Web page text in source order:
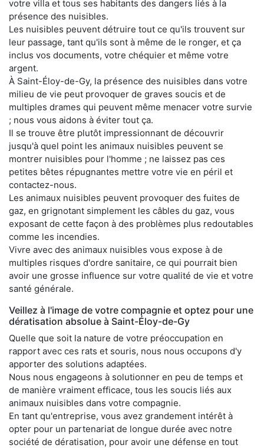
votre villa et tous ses habitants des dangers liés à la
présence des nuisibles.
Les nuisibles peuvent détruire tout ce qu'ils trouvent sur
leur passage, tant qu'ils sont à même de le ronger, et ça
inclus vos documents, votre chéquier et même votre
argent.
À Saint-Éloy-de-Gy, la présence des nuisibles dans votre
milieu de vie peut provoquer de graves soucis et de
multiples drames qui peuvent même menacer votre survie
; nous vous aidons à éviter tout ça.
Il se trouve être plutôt impressionnant de découvrir
jusqu'à quel point les animaux nuisibles peuvent se
montrer nuisibles pour l'homme ; ne laissez pas ces
petites bêtes répugnantes mettre votre vie en péril et
contactez-nous.
Les animaux nuisibles peuvent provoquer des fuites de
gaz, en grignotant simplement les câbles du gaz, vous
exposant de cette façon à des problèmes plus redoutables
comme les incendies.
Vivre avec des animaux nuisibles vous expose à de
multiples risques d'ordre sanitaire, ce qui pourrait bien
avoir une grosse influence sur votre qualité de vie et votre
santé générale.
Veillez à l'image de votre compagnie et optez pour une
dératisation absolue à Saint-Éloy-de-Gy
Quelle que soit la nature de votre préoccupation en
rapport avec ces rats et souris, nous nous occupons d'y
apporter des solutions adaptées.
Nous nous engageons à solutionner en peu de temps et
de manière vraiment efficace, tous les soucis liés aux
animaux nuisibles dans votre compagnie.
En tant qu'entreprise, vous avez grandement intérêt à
opter pour un partenariat de longue durée avec notre
société de dératisation, pour avoir une défense en tout